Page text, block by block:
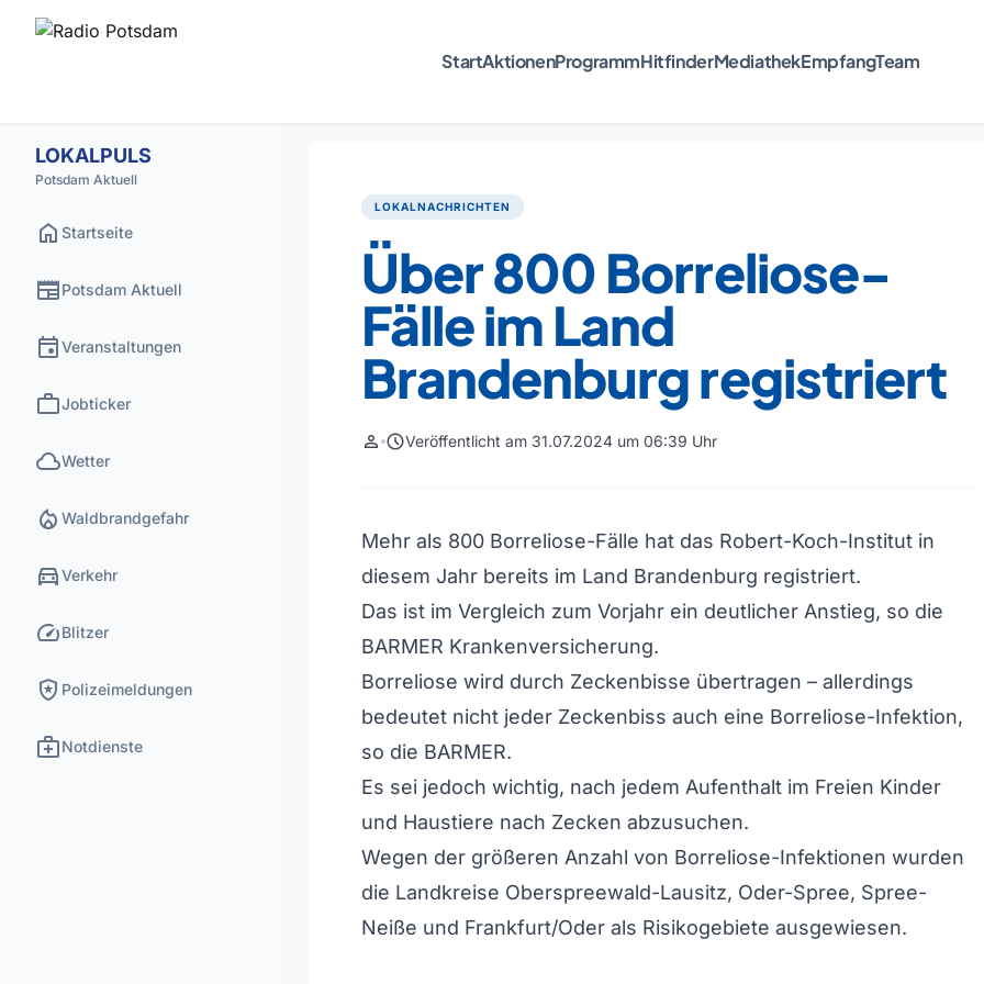
StartAktionenProgrammHitfinderMediathekEmpfangTeam
LOKALPULS
Potsdam Aktuell
home Startseite
newspaperPotsdam Aktuell
eventVeranstaltungen
workJobticker
cloudWetter
local_fire_department Waldbrandgefahr
directions_carVerkehr
speedBlitzer
local_police Polizeimeldungen
medical_servicesNotdienste
LOKALNACHRICHTEN
Über 800 Borreliose-
Fälle im Land
Brandenburg registriert
person scheduleVeröffentlicht am 31.07.2024 um 06:39 Uhr
Mehr als 800 Borreliose-Fälle hat das Robert-Koch-Institut in
diesem Jahr bereits im Land Brandenburg registriert.
Das ist im Vergleich zum Vorjahr ein deutlicher Anstieg, so die
BARMER Krankenversicherung.
Borreliose wird durch Zeckenbisse übertragen – allerdings
bedeutet nicht jeder Zeckenbiss auch eine Borreliose-Infektion,
so die BARMER.
Es sei jedoch wichtig, nach jedem Aufenthalt im Freien Kinder
und Haustiere nach Zecken abzusuchen.
Wegen der größeren Anzahl von Borreliose-Infektionen wurden
die Landkreise Oberspreewald-Lausitz, Oder-Spree, Spree-
Neiße und Frankfurt/Oder als Risikogebiete ausgewiesen.